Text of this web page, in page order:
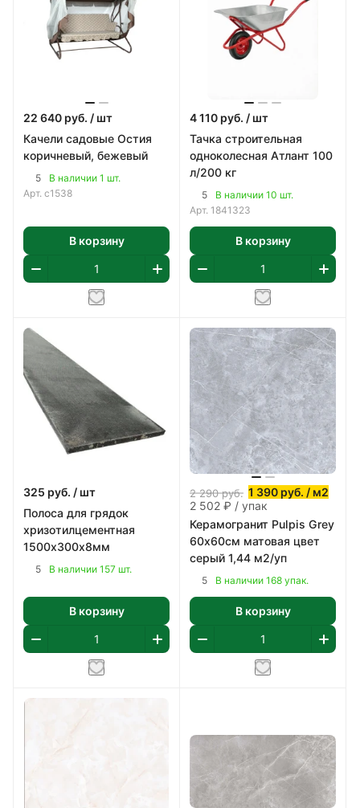
22 640 руб. / шт
Качели садовые Остия
коричневый, бежевый
5
В наличии 1 шт.
Арт. с1538
В корзину
4 110 руб. / шт
Тачка строительная
одноколесная Атлант 100
л/200 кг
5
В наличии 10 шт.
Арт. 1841323
В корзину
325 руб. / шт
Полоса для грядок
хризотилцементная
1500х300х8мм
5 В наличии 157 шт.
В корзину
2 290руб. 1 390 руб. / м2
2 502 ₽ / упак
Керамогранит Pulpis Grey
60х60см матовая цвет
серый 1,44 м2/уп
5 В наличии 168 упак.
В корзину